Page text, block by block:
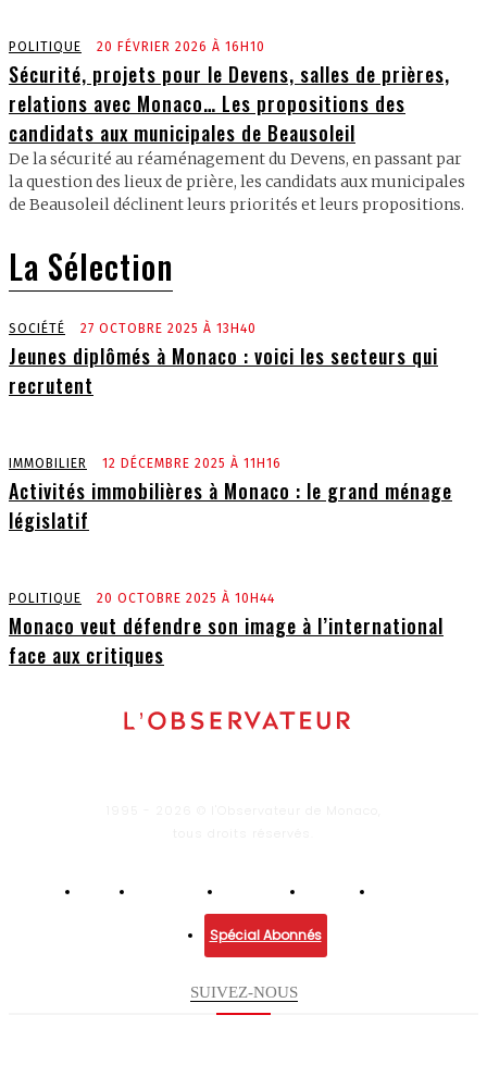
POLITIQUE 20 FÉVRIER 2026 À 16H10
Sécurité, projets pour le Devens, salles de prières,
relations avec Monaco… Les propositions des
candidats aux municipales de Beausoleil
De la sécurité au réaménagement du Devens, en passant par
la question des lieux de prière, les candidats aux municipales
de Beausoleil déclinent leurs priorités et leurs propositions.
La Sélection
SOCIÉTÉ 27 OCTOBRE 2025 À 13H40
Jeunes diplômés à Monaco : voici les secteurs qui
recrutent
IMMOBILIER 12 DÉCEMBRE 2025 À 11H16
Activités immobilières à Monaco : le grand ménage
législatif
POLITIQUE 20 OCTOBRE 2025 À 10H44
Monaco veut défendre son image à l’international
face aux critiques
Spécial Abonnés
SUIVEZ-NOUS